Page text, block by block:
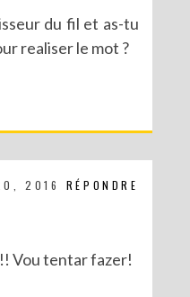
du fil et as-tu
realiser le mot ?
RÉPONDRE
2016
Vou tentar fazer!